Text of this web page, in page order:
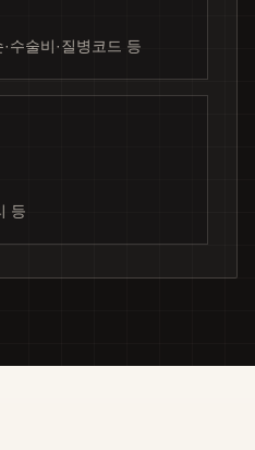
수술비·질병코드 등
등